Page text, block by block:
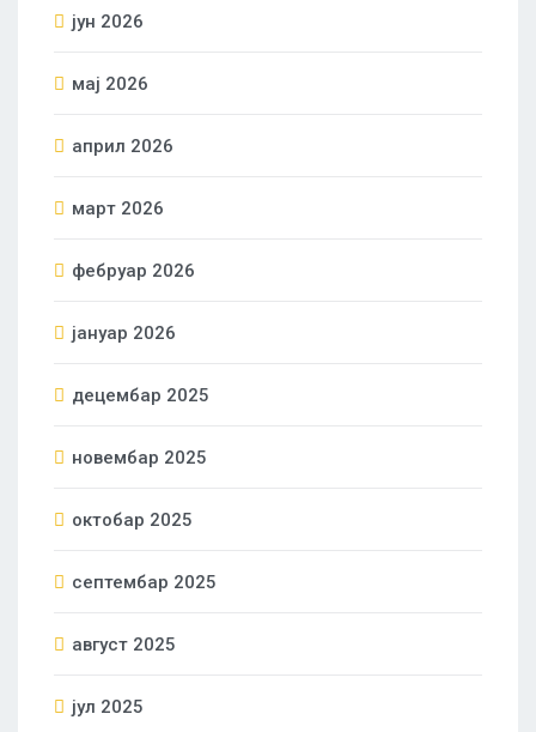
јун 2026
мај 2026
април 2026
март 2026
фебруар 2026
јануар 2026
децембар 2025
новембар 2025
октобар 2025
септембар 2025
август 2025
јул 2025